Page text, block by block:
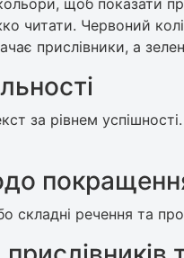
щоб показати
читати. Червоний
прислівники, а
за рівнем
складні речення та